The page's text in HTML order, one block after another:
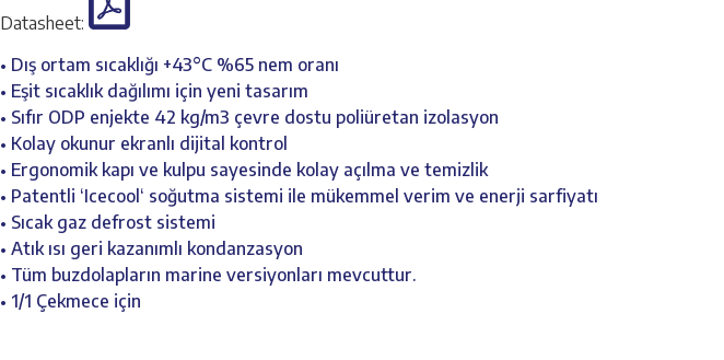
Datasheet:
• Dış ortam sıcaklığı +43°C %65 nem oranı
• Eşit sıcaklık dağılımı için yeni tasarım
• Sıfır ODP enjekte 42 kg/m3 çevre dostu poliüretan izolasyon
• Kolay okunur ekranlı dijital kontrol
• Ergonomik kapı ve kulpu sayesinde kolay açılma ve temizlik
• Patentli ‘Icecool‘ soğutma sistemi ile mükemmel verim ve enerji sarfiyatı
• Sıcak gaz defrost sistemi
• Atık ısı geri kazanımlı kondanzasyon
• Tüm buzdolapların marine versiyonları mevcuttur.
• 1/1 Çekmece için